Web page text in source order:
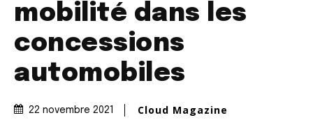
mobilité dans les
concessions
automobiles
22 novembre 2021 Cloud Magazine